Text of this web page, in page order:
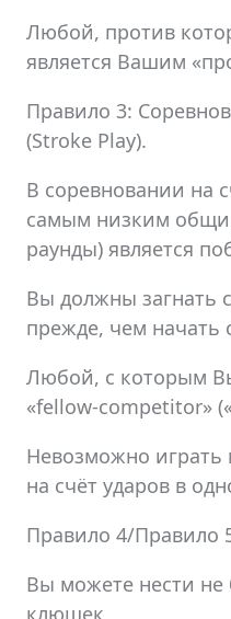
Любой, против
является Вашим
Правило 3:
(Stroke Play).
В соревновании на
самым низким
раунды) является
Вы должны загнать
прежде, чем начать
Любой, с которым
«fellow-competitor»
Невозможно играть
на счёт ударов в
Правило 4/Правило
Вы можете нести
клюшек.